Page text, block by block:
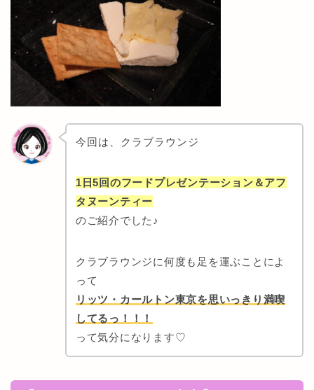
今回は、クラブラウンジ
1日5回のフードプレゼンテーション＆アフ
タヌーンティー
のご紹介でした♪
クラブラウンジに何度も足を運ぶことによ
って
リッツ・カールトン東京を思いっきり満喫
してるっ！！！
って気分になります♡